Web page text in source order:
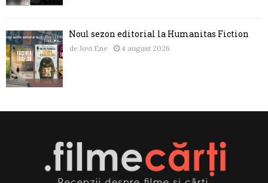
Noul sezon editorial la Humanitas Fiction
de Jovi Ene 4 august 2026